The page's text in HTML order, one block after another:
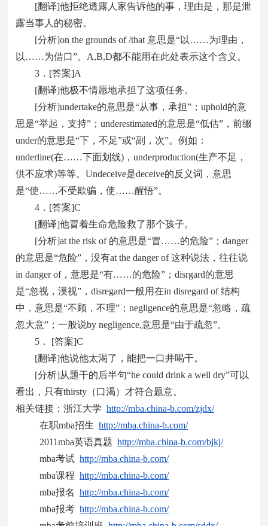
[翻译]他拒绝透露人家告诉他的事，理由是，那是泄
露当事人的秘密。
[分析]on the grounds of /that 意思是“以……为理由，
以……为借口”。A,B,D都不能用在此处表示这个含义。
3．[答案]A
[翻译]他极不情愿地承担了这项任务。
[分析]undertake的意思是“从事，承担”；uphold的意
思是“举起，支持”；underestimated的意思是“低估”，前缀
under的意思是“下，不足”或“副，次”。例如：
underline(在……下面划线)，underproduction(生产不足，
供不应求)等等。Undeceive是deceive的反义词，意思
是“使……不受欺骗，使……醒悟”。
4．[答案]C
[翻译]他冒着生命危险救了那个孩子。
[分析]at the risk of 的意思是“冒……的危险”；danger
的意思是“危险”，没有at the danger of 这种说法，往往说
in danger of，意思是“有……的危险”；disrgard的意思
是“忽视，漠视”，disregard一般用在in disregard of 结构
中，意思是“不顾，不理”；negligence的意思是“忽略，疏
忽大意”；一般说by negligence,意思是“由于疏忽”。
5． [答案]C
[翻译]他说他太渴了，能把一口井喝干。
[分析]从题干的后半句“he could drink a well dry”可以
看出，只有thirsty（口渴）才符合题意。
相关链接：浙江大学http://mba.china-b.com/zjdx/
在职mba招生http://mba.china-b.com/
2011mba英语真题http://mba.china-b.com/bjkj/
mba考试http://mba.china-b.com/
mba课程http://mba.china-b.com/
mba报名http://mba.china-b.com/
mba报考http://mba.china-b.com/